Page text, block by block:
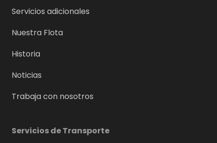
Servicios adicionales
Nuestra Flota
Historia
Noticias
Trabaja con nosotros
Servicios de Transporte